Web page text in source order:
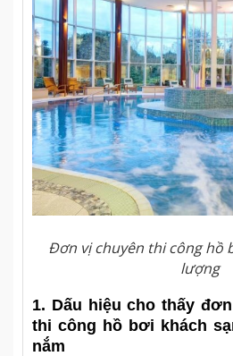
Đơn vị chuyên thi công hồ
lượng
1. Dấu hiệu cho thấy
thi công hồ bơi khách
nắm